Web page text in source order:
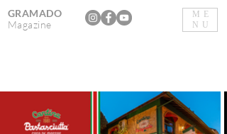
ME
NU
GRAMADO
Magazine